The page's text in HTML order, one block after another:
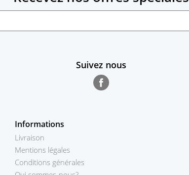
Suivez nous
Informations
Livraison
Mentions légales
Conditions générales